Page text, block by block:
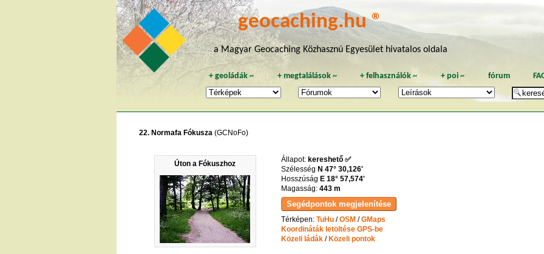
geocaching.hu ®
a Magyar Geocaching Közhasznú Egyesület hivatalos oldala
+geoládák ~ + megtalálások~ +felhasználók ~ + poi~ fórum
22. Normafa Fókusza (GCNoFo)
Úton a Fókuszhoz Állapot: kereshető ✅
Szélesség N 47° 30,126'
Hosszúság E 18° 57,574'
Magasság: 443 m
Térképen: TuHu/OSM/GMaps
Koordináták letöltése GPS-be
Közeli ládák/Közeli pontok